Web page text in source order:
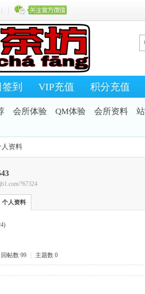
到 VIP充值 积分充值
会所体验 QM体验 会所资料
人资料
?67324
个人资料
回帖数 99 主题数 0